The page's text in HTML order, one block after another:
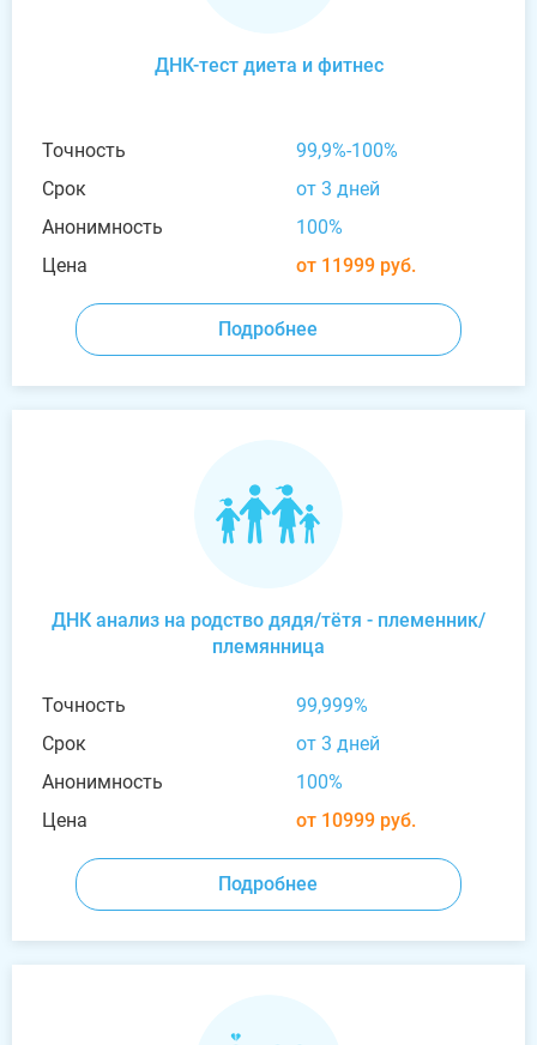
ДНК-тест диета и фитнес
Точность
99,9%-100%
Срок
от 3 дней
Анонимность
100%
Цена
от 11999 руб.
Подробнее
ДНК анализ на родство дядя/тётя - племенник/
племянница
Точность
99,999%
Срок
от 3 дней
Анонимность
100%
Цена
от 10999 руб.
Подробнее